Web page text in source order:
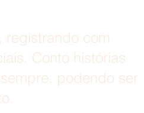
registrando com
Conto histórias
podendo ser